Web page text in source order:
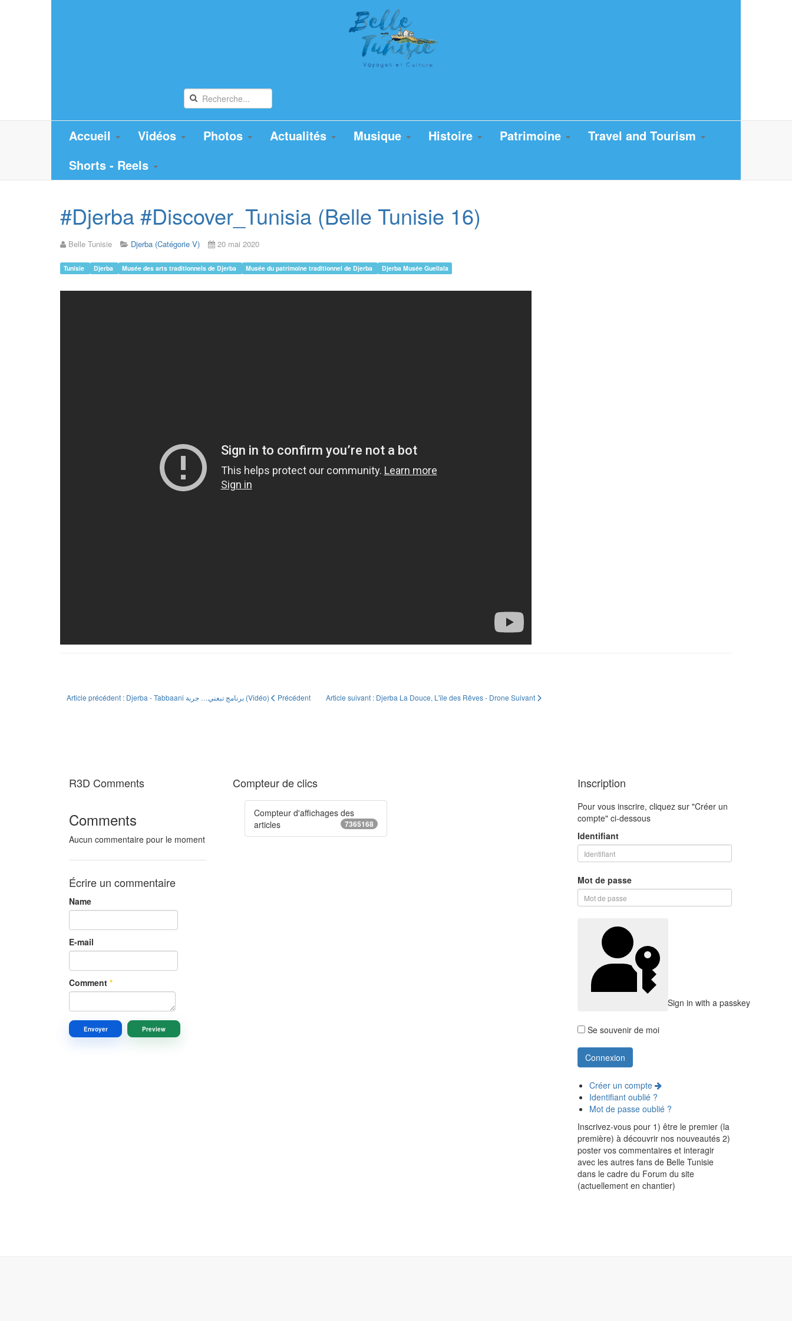
Accueil Vidéos Photos Actualités Musique Histoire Patrimoine
Travel and Tourism
Shorts - Reels
#Djerba #Discover_Tunisia (Belle Tunisie 16)
Belle Tunisie Djerba (Catégorie V) 20 mai 2020
Tunisie Djerba Musée des arts traditionnels de Djerba Musée du patrimoine traditionnel de Djerba Djerba Musée Guellala
Article précédent : Djerba - Tabbaani برنامج تبعني… جربة (Vidéo) Précédent Article suivant : Djerba La Douce, L'île des Rêves - Drone Suivant
R3D Comments
Comments
Aucun commentaire pour le moment
Écrire un commentaire
Name
E-mail
Comment *
Envoyer Preview
Compteur de clics
Compteur d'affichages des
articles
7365168
Inscription
Pour vous inscrire, cliquez sur "Créer un
compte" ci-dessous
Identifiant
Mot de passe
Sign in with a passkey
Se souvenir de moi
Créer un compte
Identifiant oublié ?
Mot de passe oublié ?
Inscrivez-vous pour 1) être le premier (la
première) à découvrir nos nouveautés 2)
poster vos commentaires et interagir
avec les autres fans de Belle Tunisie
dans le cadre du Forum du site
(actuellement en chantier)